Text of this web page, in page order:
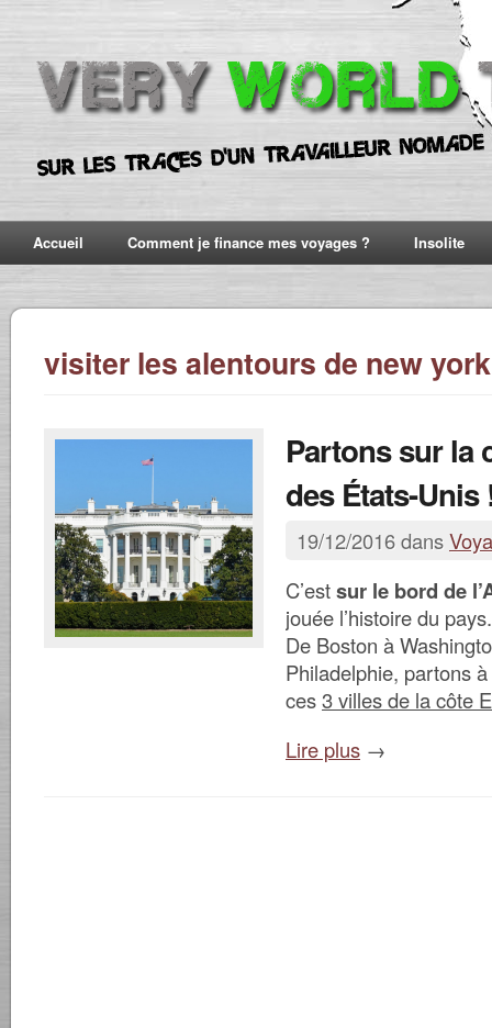
Accueil Comment je finance mes voyages ? Insolite
visiter les alentours de new york
Partons sur la
des États-Unis
19/12/2016 dans
C’estsur le bord de
jouée l’histoire du pays.
De Boston à
Philadelphie, partons
ces3 villes de la côte
Lire plus →